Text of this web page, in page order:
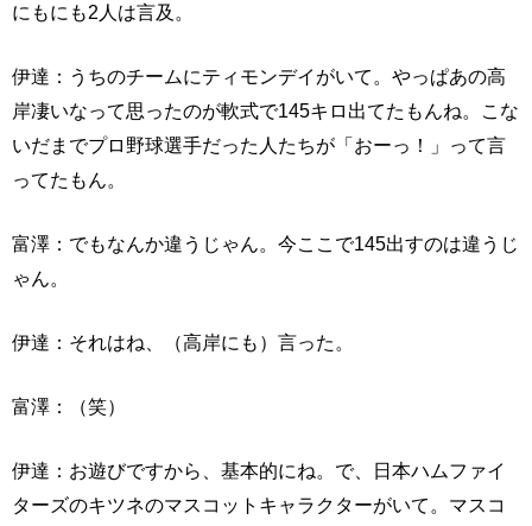
にもにも2人は言及。
伊達：うちのチームにティモンデイがいて。やっぱあの高
岸凄いなって思ったのが軟式で145キロ出てたもんね。こな
いだまでプロ野球選手だった人たちが「おーっ！」って言
ってたもん。
富澤：でもなんか違うじゃん。今ここで145出すのは違うじ
ゃん。
伊達：それはね、（高岸にも）言った。
富澤：（笑）
伊達：お遊びですから、基本的にね。で、日本ハムファイ
ターズのキツネのマスコットキャラクターがいて。マスコ